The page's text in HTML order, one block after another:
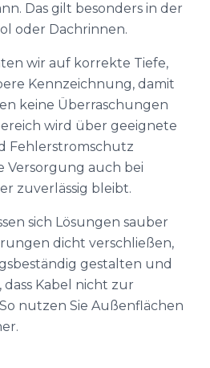
Das gilt besonders in der
oder Dachrinnen.
wir auf korrekte Tiefe,
Kennzeichnung, damit
keine Überraschungen
wird über geeignete
Fehlerstromschutz
Versorgung auch bei
zuverlässig bleibt.
sich Lösungen sauber
dicht verschließen,
gestalten und
dass Kabel nicht zur
nutzen Sie Außenflächen